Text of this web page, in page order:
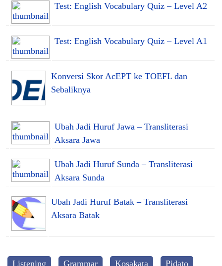
Test: English Vocabulary Quiz – Level A2
Test: English Vocabulary Quiz – Level A1
Konversi Skor AcEPT ke TOEFL dan
Sebaliknya
Ubah Jadi Huruf Jawa – Transliterasi
Aksara Jawa
Ubah Jadi Huruf Sunda – Transliterasi
Aksara Sunda
Ubah Jadi Huruf Batak – Transliterasi
Aksara Batak
Listening Grammar Kosakata Pidato